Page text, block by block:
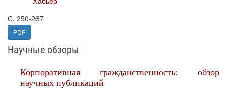
С. 250-267
PDF
Научные обзоры
Корпоративная гражданственность: обзор
научных публикаций